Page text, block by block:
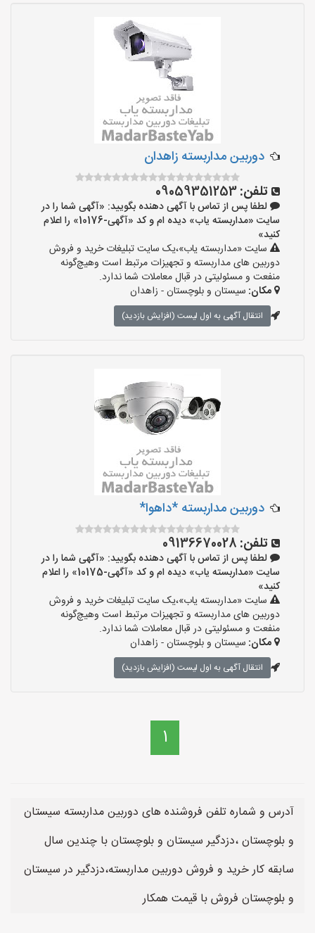
دوربین مداربسته زاهدان
تلفن:09059351253
لطفا پس از تماس با آگهی دهنده بگویید: «آگهی شما را در
سایت «مداربسته یاب» دیده ام و کد «آگهی-10176» را اعلام
کنید»
سایت «مداربسته یاب»،یک سایت تبلیغات خرید و فروش
دوربین های مداربسته و تجهیزات مرتبط است وهیچ‌گونه
منفعت و مسئولیتی در قبال معاملات شما ندارد.
مکان: سیستان و بلوچستان - زاهدان
انتقال آگهی به اول لیست (افزایش بازدید)
دوربین مداربسته *داهوا*
تلفن: 09136670028
لطفا پس از تماس با آگهی دهنده بگویید: «آگهی شما را در
سایت «مداربسته یاب» دیده ام و کد «آگهی-10175» را اعلام
کنید»
سایت «مداربسته یاب»،یک سایت تبلیغات خرید و فروش
دوربین های مداربسته و تجهیزات مرتبط است وهیچ‌گونه
منفعت و مسئولیتی در قبال معاملات شما ندارد.
مکان: سیستان و بلوچستان - زاهدان
انتقال آگهی به اول لیست (افزایش بازدید)
1
آدرس و شماره تلفن فروشنده های دوربین مداربسته سیستان
و بلوچستان ،دزدگیر سیستان و بلوچستان با چندین سال
سابقه کار خرید و فروش دوربین مداربسته،دزدگیر در سیستان
و بلوچستان فروش با قیمت همکار